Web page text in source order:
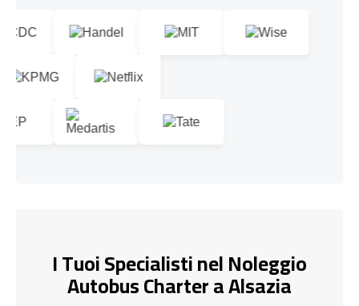
I Tuoi Specialisti nel Noleggio
Autobus Charter a Alsazia